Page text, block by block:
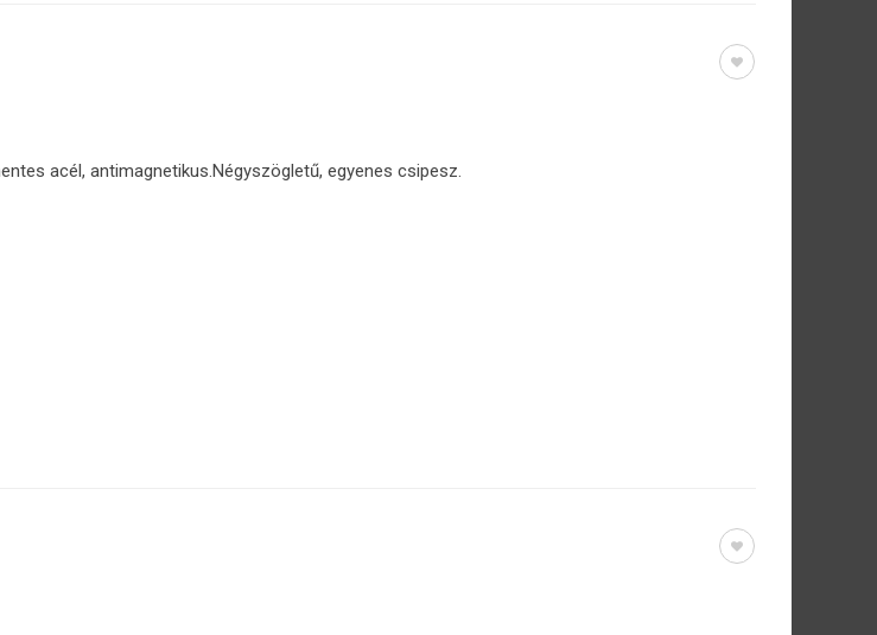
acél, antimagnetikus.Négyszögletű, egyenes csipesz.